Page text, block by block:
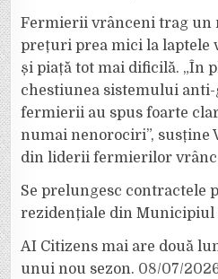
Fermierii vrânceni trag un
prețuri prea mici la laptele
și piață tot mai dificilă. „În
chestiunea sistemului
fermierii au spus foarte
numai nenorociri”, susține
din liderii fermierilor
Se prelungesc contractele
rezidențiale din Municipiul
AI Citizens mai are două
unui nou sezon. 08/07/